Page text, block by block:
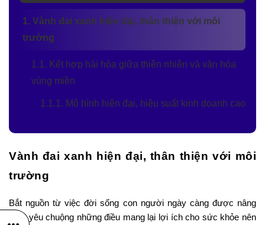
1. Vành đai xanh hiện đại, thân thiện với môi
trường
1.1. Kết hợp hài hòa giữa thiên nhiên và văn hóa
vùng miền
1.1.1. Mô hình hiện đại, hiệu suất kinh doanh cao
Vành đai xanh hiện đại, thân thiện với môi
trường
Bắt nguồn từ việc đời sống con người ngày càng được nâng
tầm, yêu chuộng những điều mang lại lợi ích cho sức khỏe nên